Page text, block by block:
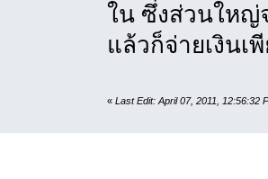
ใน ซึ่งส่วนใหญ่
แล้วก็จ่ายเงินเ
« Last Edit: April 07, 2011, 12:56:32